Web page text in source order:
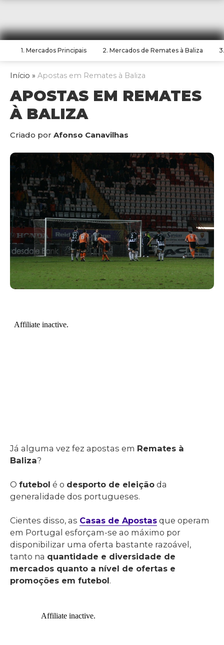
1. Mercados Principais 2. Mercados de Remates à Baliza
Início » Apostas em Remates à Baliza
APOSTAS EM REMATES
À BALIZA
Criado por Afonso Canavilhas
Já alguma vez fez apostas em Remates à
Baliza?
O futebol é o desporto de eleição da
generalidade dos portugueses.
Cientes disso, as Casas de Apostas que operam
em Portugal esforçam-se ao máximo por
disponibilizar uma oferta bastante razoável,
tanto na quantidade e diversidade de
mercados quanto a nível de ofertas e
promoções em futebol.